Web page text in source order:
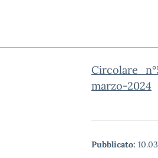
marzo-2024
Pubblicato: